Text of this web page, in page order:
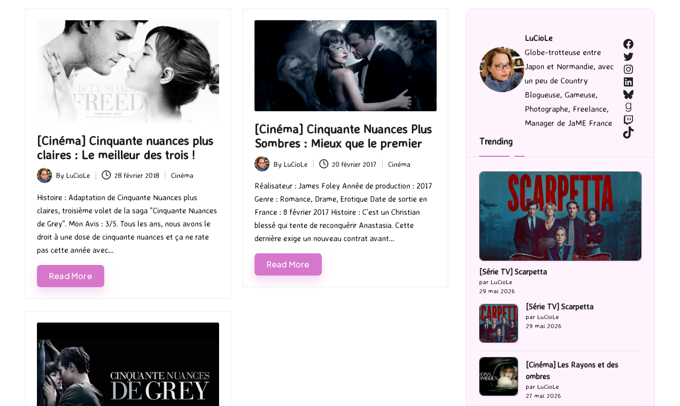
[Cinéma] Cinquante nuances plus
claires : Le meilleur des trois !
Posted
by
By LuCioLe 28 février 2018
Posted
Cinéma
Histoire : Adaptation de Cinquante Nuances plus
claires, troisième volet de la saga "Cinquante Nuances
de Grey". Mon Avis : 3/5. Tous les ans, nous avons le
droit à une dose de cinquante nuances et ça ne rate
pas cette année avec…
Read More
[Cinéma] Cinquante Nuances Plus
Sombres : Mieux que le premier
Posted
by
By LuCioLe 20 février 2017
Posted
in
Cinéma
Réalisateur : James Foley Année de production : 2017
Genre : Romance, Drame, Erotique Date de sortie en
France : 8 février 2017 Histoire : C’est un Christian
blessé qui tente de reconquérir Anastasia. Cette
dernière exige un nouveau contrat avant…
Read More
LuCioLe
Globe-trotteuse entre
Japon et Normandie, avec
un peu de Country
Blogueuse, Gameuse,
Photographe, Freelance,
Manager de JaME France
Facebook
Twitter
Instagram
LinkedIn
Bluesky
Goodreads
Twitch
TikTok
Trending
[Série TV] Scarpetta
par LuCioLe
29 mai 2026
[Série TV] Scarpetta
par LuCioLe
29 mai 2026
[Cinéma] Les Rayons et des
ombres
par LuCioLe
27 mai 2026